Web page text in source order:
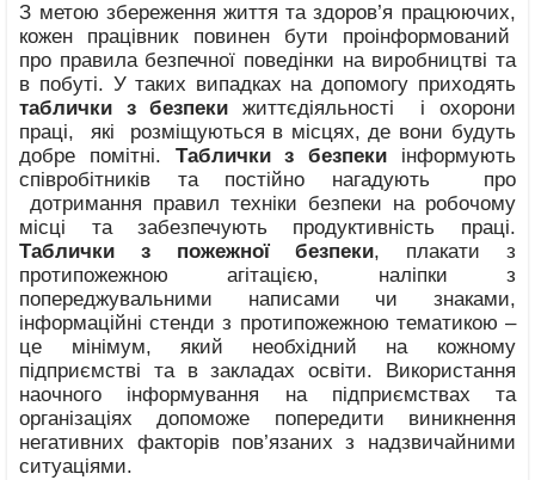
З метою збереження життя та здоров’я працюючих,
кожен працівник повинен бути проінформований
про правила безпечної поведінки на виробництві та
в побуті. У таких випадках на допомогу приходять
таблички з безпеки життєдіяльності і охорони
праці, які розміщуються в місцях, де вони будуть
добре помітні. Таблички з безпекиінформують
співробітників та постійно нагадують про
дотримання правил техніки безпеки на робочому
місці та забезпечують продуктивність праці.
Таблички
з пожежної безпеки, плакати з
протипожежною агітацією, наліпки з
попереджувальними написами чи знаками,
інформаційні стенди з протипожежною тематикою –
це мінімум, який необхідний на кожному
підприємстві та в закладах освіти. Використання
наочного інформування на підприємствах та
організаціях допоможе попередити виникнення
негативних факторів пов’язаних з надзвичайними
ситуаціями.